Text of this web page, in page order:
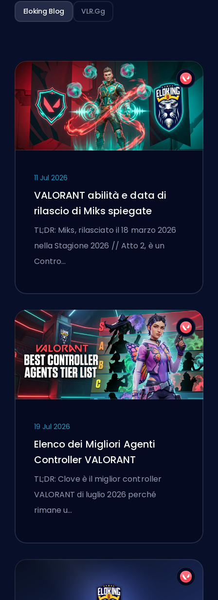
Eloking Blog VLR.gg
11 Jul 2026
VALORANT abilità e data di
rilascio di Miks spiegate
TL;DR: Miks, rilasciato il 18 marzo 2026
nella Stagione 2026 // Atto 2, è un
Contro…
19 Jul 2026
Elenco dei Migliori Agenti
Controller VALORANT
TL;DR: Clove è il miglior controller
VALORANT di luglio 2026 perché
rimane u…